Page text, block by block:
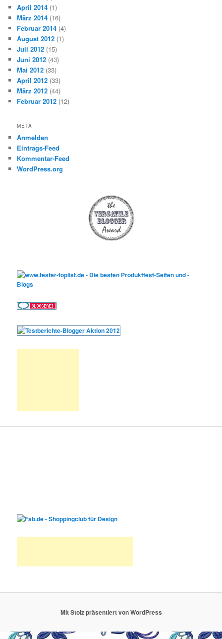
April 2014 (1)
März 2014 (16)
Februar 2014 (4)
August 2012 (1)
Juli 2012 (15)
Juni 2012 (43)
Mai 2012 (33)
April 2012 (33)
März 2012 (44)
Februar 2012 (12)
META
Anmelden
Eintrags-Feed
Kommentar-Feed
WordPress.org
Mit Stolz präsentiert von WordPress